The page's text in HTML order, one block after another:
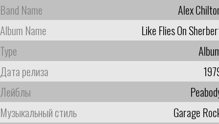
Band Name
Alex
Album Name
Like Flies On
Type
Дата релиза
Лейблы
Музыкальный стиль
Garage